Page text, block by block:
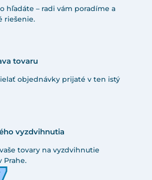
hľadáte – radi vám poradíme a
riešenie.
tovaru
objednávky prijaté v ten istý
vyzdvihnutia
tovary na vyzdvihnutie
Prahe.